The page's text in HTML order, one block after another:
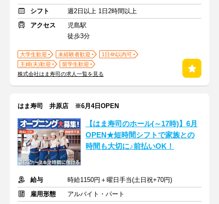
シフト
週2日以上 1日2時間以上
アクセス
児島駅
徒歩3分
大学生歓迎 未経験者歓迎
1日4h以内可
主婦(夫)歓迎
留学生歓迎
株式会社はま寿司の求人一覧を見る
はま寿司 井原店 ※6月4日OPEN
【はま寿司のホール(～17時)】6月
OPEN★短時間シフトで家族との
時間も大切に♪前払いOK！
給与
時給1150円＋曜日手当(土日祝+70円)
雇用形態
アルバイト・パート